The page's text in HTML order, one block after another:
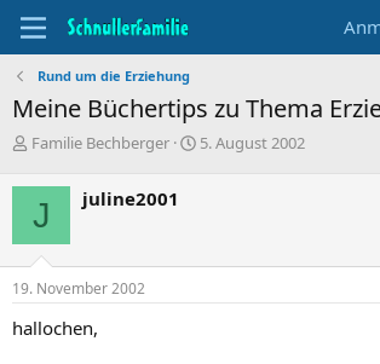
Rund um die Erziehung
Meine Büchertips zu Thema
T
e
m
e
n
s
t
r
Familie Bechberger
B
d
5. August 2002
J juline2001
19. November 2002
hallochen,